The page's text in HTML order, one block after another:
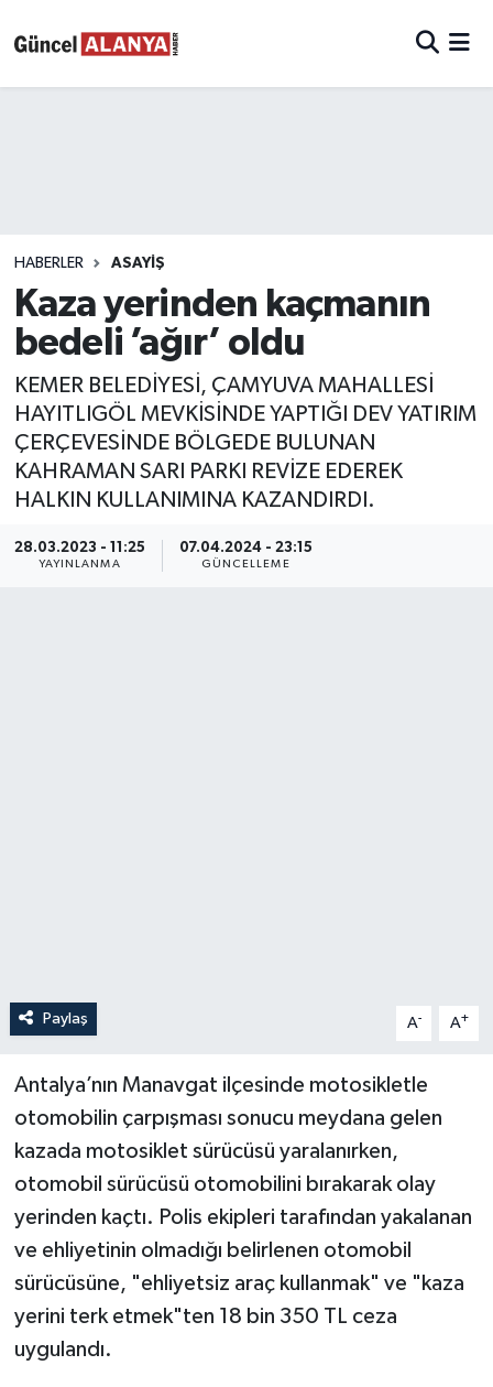
HABERLER ASAYIŞ
Kaza yerinden kaçmanın
bedeli ’ağır’ oldu
KEMER BELEDİYESİ, ÇAMYUVA MAHALLESİ
HAYITLIGÖL MEVKİSİNDE YAPTIĞI DEV YATIRIM
ÇERÇEVESİNDE BÖLGEDE BULUNAN
KAHRAMAN SARI PARKI REVİZE EDEREK
HALKIN KULLANIMINA KAZANDIRDI.
28.03.2023 - 11:25
YAYINLANMA
07.04.2024 - 23:15
GÜNCELLEME
Paylaş A- A+
Antalya’nın Manavgat ilçesinde motosikletle
otomobilin çarpışması sonucu meydana gelen
kazada motosiklet sürücüsü yaralanırken,
otomobil sürücüsü otomobilini bırakarak olay
yerinden kaçtı. Polis ekipleri tarafından yakalanan
ve ehliyetinin olmadığı belirlenen otomobil
sürücüsüne, "ehliyetsiz araç kullanmak" ve "kaza
yerini terk etmek"ten 18 bin 350 TL ceza
uygulandı.